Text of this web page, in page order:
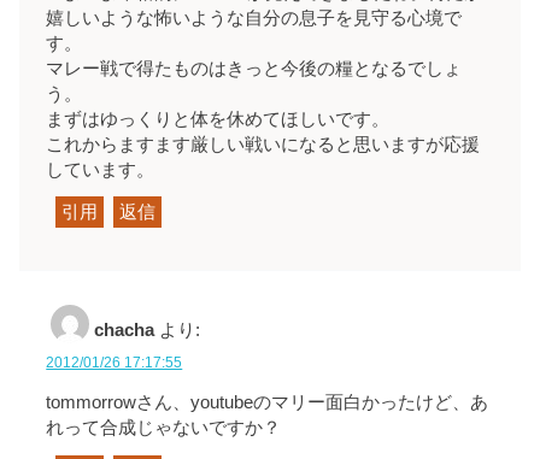
嬉しいような怖いような自分の息子を見守る心境で
す。
マレー戦で得たものはきっと今後の糧となるでしょ
う。
まずはゆっくりと体を休めてほしいです。
これからますます厳しい戦いになると思いますが応援
しています。
引用 返信
chacha より:
2012/01/26 17:17:55
tommorrowさん、youtubeのマリー面白かったけど、あ
れって合成じゃないですか？